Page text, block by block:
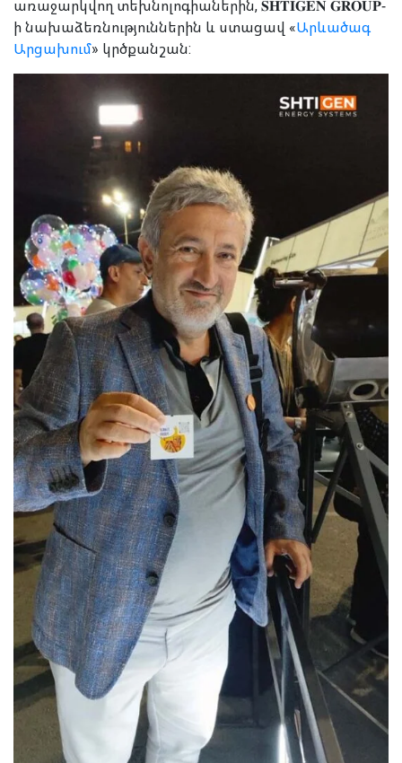
առաջարկվող տեխնոլոգիաներին, 𝐒𝐇𝐓𝐈𝐆𝐄𝐍 𝐆𝐑𝐎𝐔𝐏-
ի նախաձեռնություններին և ստացավ «Արևածագ
Արցախում» կրծքանշան: